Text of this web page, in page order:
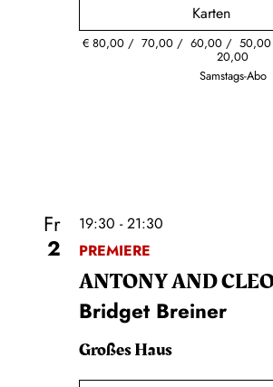
Karten
€80,00 70,00 60,00 50,00
20,00
Samstags-Abo
Fr
2
19:30 - 21:30
PREMIERE
ANTONY AND
Bridget Breiner
Großes Haus